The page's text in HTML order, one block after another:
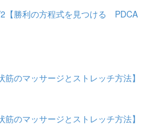
【勝利の方程式を見つける PDCA
筋のマッサージとストレッチ方法】
筋のマッサージとストレッチ方法】